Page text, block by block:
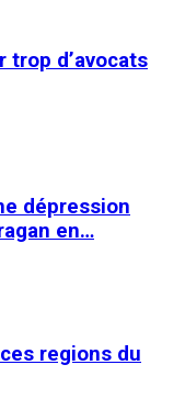
trop d’avocats
dépression
en…
regions du